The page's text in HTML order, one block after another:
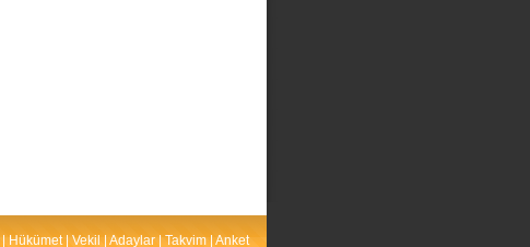
| Hükümet| Vekil | Adaylar | Takvim |Anket